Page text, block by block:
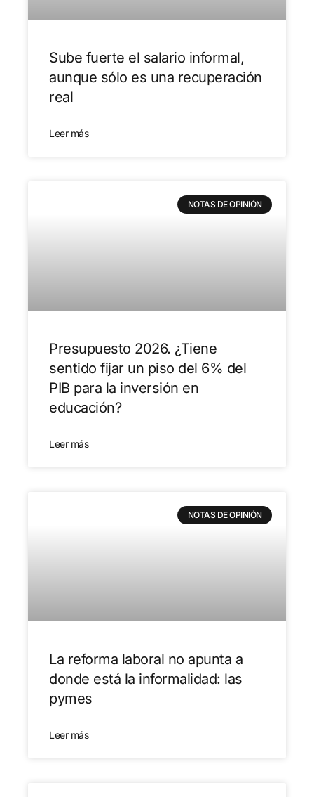
Sube fuerte el salario informal,
aunque sólo es una recuperación
real
Leer más
NOTAS DE OPINIÓN
Presupuesto 2026. ¿Tiene
sentido fijar un piso del 6% del
PIB para la inversión en
educación?
Leer más
NOTAS DE OPINIÓN
La reforma laboral no apunta a
donde está la informalidad: las
pymes
Leer más